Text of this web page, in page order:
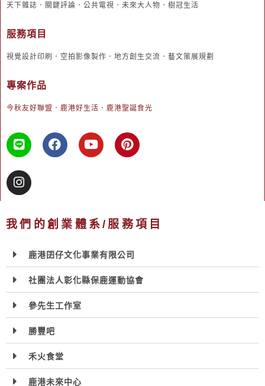
天下雜誌．關鍵評論．公共電視．未來大人物．樹冠生活
服務項目
視覺設計印刷．空拍影像製作．地方創生交流．藝文策展規劃
專案作品
今秋友好聯盟 ． 鹿港好生活 ． 鹿港聖誕食光
我們的創業體系/服務項目
鹿港囝仔文化事業有限公司
社團法人彰化縣保鹿運動協會
參先生工作室
勝豐吧
禾火食堂
鹿港未來中心